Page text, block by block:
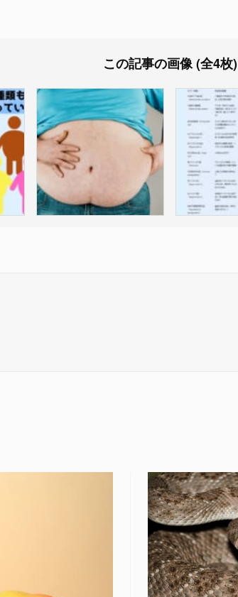
この記事の画像 (全4枚)